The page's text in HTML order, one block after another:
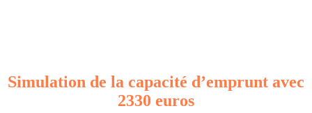
Simulation de la capacité d’emprunt avec
2330 euros